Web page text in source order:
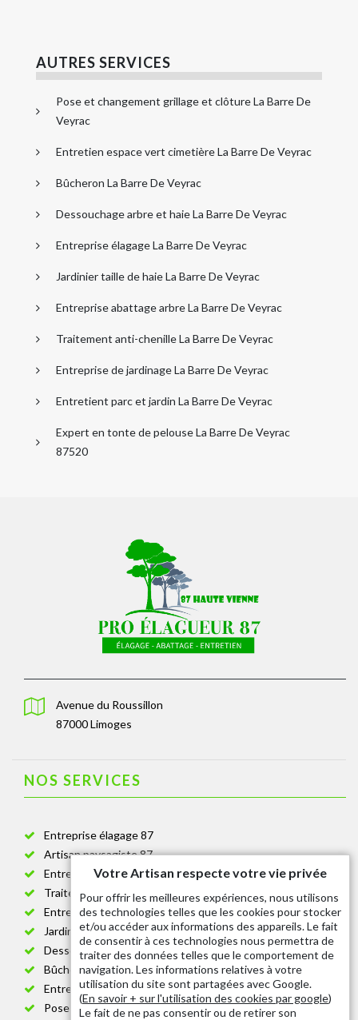
AUTRES SERVICES
Pose et changement grillage et clôture La Barre De
Veyrac
Entretien espace vert cimetière La Barre De Veyrac
Bûcheron La Barre De Veyrac
Dessouchage arbre et haie La Barre De Veyrac
Entreprise élagage La Barre De Veyrac
Jardinier taille de haie La Barre De Veyrac
Entreprise abattage arbre La Barre De Veyrac
Traitement anti-chenille La Barre De Veyrac
Entreprise de jardinage La Barre De Veyrac
Entretient parc et jardin La Barre De Veyrac
Expert en tonte de pelouse La Barre De Veyrac
87520
Avenue du Roussillon
87000 Limoges
NOS SERVICES
Entreprise élagage 87
Artisan paysagiste 87
Entreprise de jardinage 87
Traitement anti-chenille 87
Entreprise abattage arbre 87
Jardinier taille de haie 87
Dessouchage arbre et haie 87
Bûcheron 87
Entretien espace vert cimetière 87
Pose et changement grillage et clôture 87
Votre Artisan respecte votre vie privée
Pour offrir les meilleures expériences, nous utilisons
des technologies telles que les cookies pour stocker
et/ou accéder aux informations des appareils. Le fait
de consentir à ces technologies nous permettra de
traiter des données telles que le comportement de
navigation. Les informations relatives à votre
utilisation du site sont partagées avec Google.
(En savoir + sur l'utilisation des cookies par google)
Le fait de ne pas consentir ou de retirer son